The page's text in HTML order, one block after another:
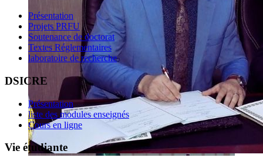
Présentation
Projets PRFU
Soutenance de doctorat
Textes Réglementaires
laboratoire de recherche
DSICRE
Présentation
liste des modules enseignés
Cours en ligne
Vie étudiante